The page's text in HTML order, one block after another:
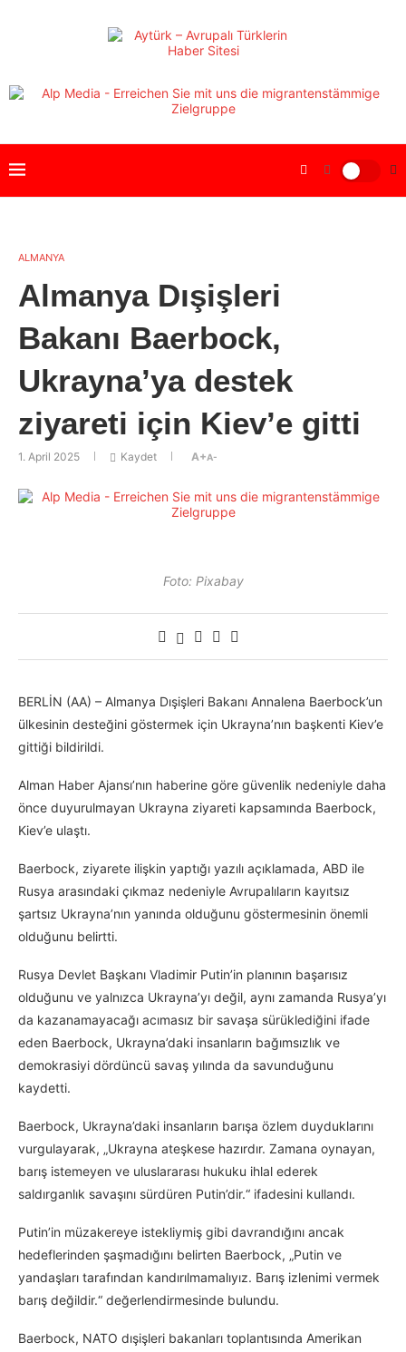
ALMANYA
Almanya Dışişleri
Bakanı Baerbock,
Ukrayna’ya destek
ziyareti için Kiev’e gitti
1. April 2025 Kaydet A+A-
Foto: Pixabay
BERLİN (AA) – Almanya Dışişleri Bakanı Annalena Baerbock’un
ülkesinin desteğini göstermek için Ukrayna’nın başkenti Kiev’e
gittiği bildirildi.
Alman Haber Ajansı’nın haberine göre güvenlik nedeniyle daha
önce duyurulmayan Ukrayna ziyareti kapsamında Baerbock,
Kiev’e ulaştı.
Baerbock, ziyarete ilişkin yaptığı yazılı açıklamada, ABD ile
Rusya arasındaki çıkmaz nedeniyle Avrupalıların kayıtsız
şartsız Ukrayna’nın yanında olduğunu göstermesinin önemli
olduğunu belirtti.
Rusya Devlet Başkanı Vladimir Putin’in planının başarısız
olduğunu ve yalnızca Ukrayna’yı değil, aynı zamanda Rusya’yı
da kazanamayacağı acımasız bir savaşa sürüklediğini ifade
eden Baerbock, Ukrayna’daki insanların bağımsızlık ve
demokrasiyi dördüncü savaş yılında da savunduğunu
kaydetti.
Baerbock, Ukrayna’daki insanların barışa özlem duyduklarını
vurgulayarak, „Ukrayna ateşkese hazırdır. Zamana oynayan,
barış istemeyen ve uluslararası hukuku ihlal ederek
saldırganlık savaşını sürdüren Putin’dir.“ ifadesini kullandı.
Putin’in müzakereye istekliymiş gibi davrandığını ancak
hedeflerinden şaşmadığını belirten Baerbock, „Putin ve
yandaşları tarafından kandırılmamalıyız. Barış izlenimi vermek
barış değildir.“ değerlendirmesinde bulundu.
Baerbock, NATO dışişleri bakanları toplantısında Amerikan